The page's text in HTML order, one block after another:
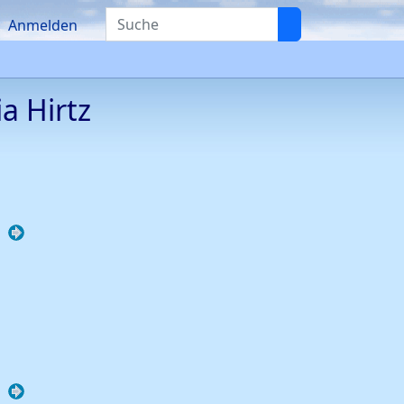
Suche
Anmelden
Hirtz